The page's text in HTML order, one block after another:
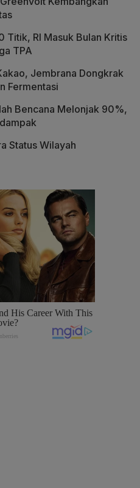
Titik, RI Masuk Bulan Kritis
TPA
Jembrana Dongkrak
Fermentasi
Bencana Melonjak 90%,
Status Wilayah